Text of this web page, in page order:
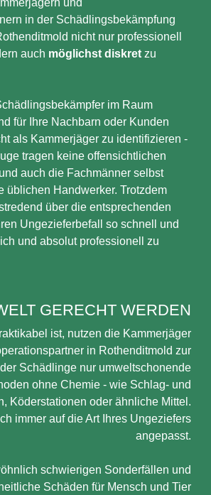
und
in der Schädlingsbekämpfung
nicht nur professionell
auch möglichst diskret zu
im Raum
für Ihre Nachbarn oder Kunden
als Kammerjäger zu identifizieren -
tragen keine offensichtlichen
auch die Fachmänner selbst
üblichen Handwerker. Trotzdem
über die entsprechenden
Ungezieferbefall so schnell und
und absolut professionell zu
GERECHT WERDEN
ist, nutzen die Kammerjäger
in Rothenditmold zur
Schädlinge nur umweltschonende
ohne Chemie - wie Schlag- und
Köderstationen oder ähnliche Mittel.
immer auf die Art Ihres Ungeziefers
angepasst.
schwierigen Sonderfällen und
Schäden für Mensch und Tier